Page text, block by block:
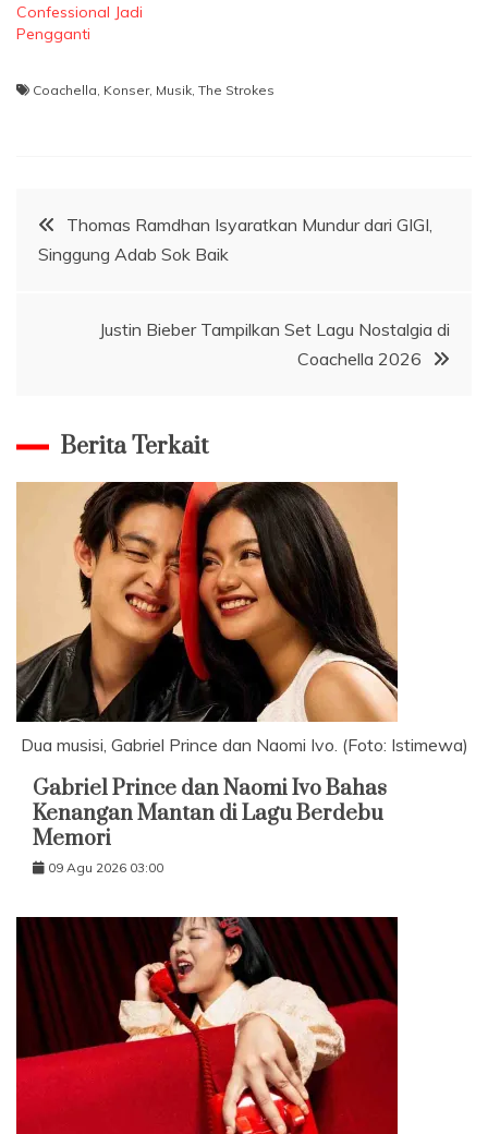
Confessional Jadi
Pengganti
Coachella, Konser, Musik, The Strokes
Navigasi
pos
Thomas Ramdhan Isyaratkan Mundur dari GIGI,
Singgung Adab Sok Baik
Justin Bieber Tampilkan Set Lagu Nostalgia di
Coachella 2026
Berita Terkait
Dua musisi, Gabriel Prince dan Naomi Ivo. (Foto: Istimewa)
Gabriel Prince dan Naomi Ivo Bahas
Kenangan Mantan di Lagu Berdebu
Memori
09 Agu 2026 03:00